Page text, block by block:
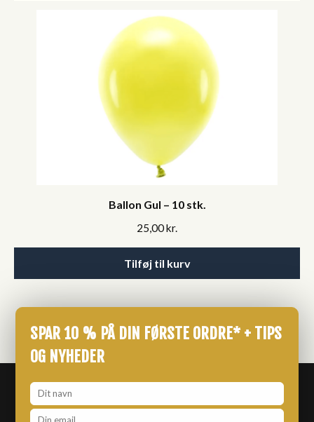
Ballon Gul – 10 stk.
25,00kr.
Tilføj til kurv
SPAR 10 % PÅ DIN FØRSTE ORDRE* + TIPS
OG NYHEDER